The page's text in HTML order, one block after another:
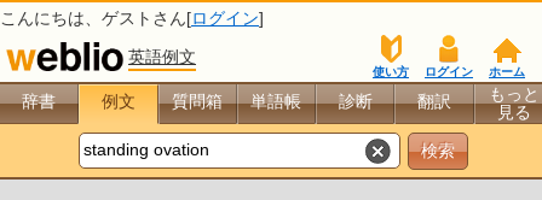
こんにちは、 ゲスト さん[ログイン]
英語例文
ホーム
ログイン
使い方
辞書 例文 質問箱 単語帳 診断 翻訳
もっと
見る